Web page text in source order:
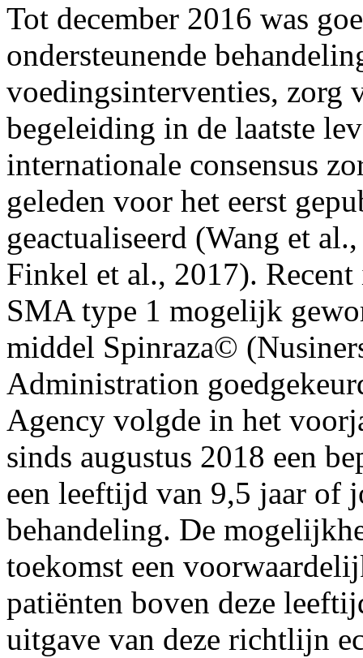
Tot december 2016 was
ondersteunende
voedingsinterventies, zorg
begeleiding in de laatste
internationale consensus
geleden voor het eerst
geactualiseerd (Wang et
Finkel et al., 2017).
SMA type 1 mogelijk
middel Spinraza©
Administration
Agency volgde in het
sinds augustus 2018 een
een leeftijd van 9,5 jaar of
behandeling. De
toekomst een
patiënten boven deze
uitgave van deze richtlijn